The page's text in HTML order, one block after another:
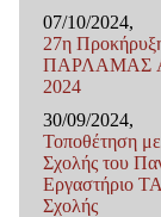
07/10/2024,
27η
ΠΑΡΛΑΜΑΣ
2024
30/09/2024,
Τοποθέτηση
Σχολής του
Εργαστήριο
Σχολής